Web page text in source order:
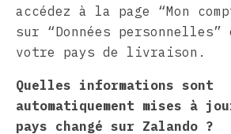
accédez à la page “Mon
sur “Données
votre pays de livraison.
Quelles informations sont
automatiquement mises à
pays changé sur Zalando ?